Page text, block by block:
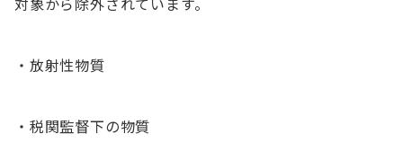
・放射性物質
・税関監督下の物質